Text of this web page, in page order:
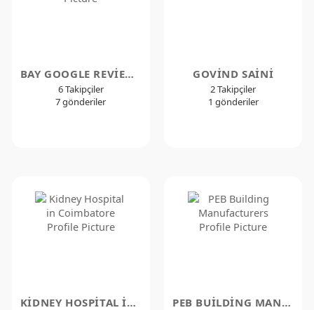
BAY GOOGLE REVIEWS
6 Takipçiler
7 gönderiler
GOVIND SAINI
2 Takipçiler
1 gönderiler
KIDNEY HOSPITAL IN COIMBATORE PEB BUILDING MANUFACTURERS